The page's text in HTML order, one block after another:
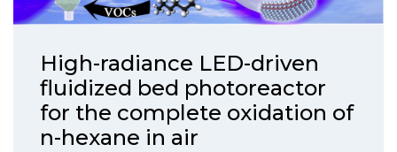
High-radiance LED-driven
fluidized bed photoreactor
for the complete oxidation of
n-hexane in air